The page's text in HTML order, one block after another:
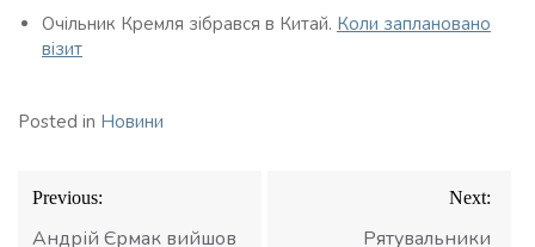
Очільник Кремля зібрався в Китай. Коли заплановано
візит
Posted in Новини
Навігація
записів
Previous:
Андрій Єрмак вийшов
Next:
Рятувальники